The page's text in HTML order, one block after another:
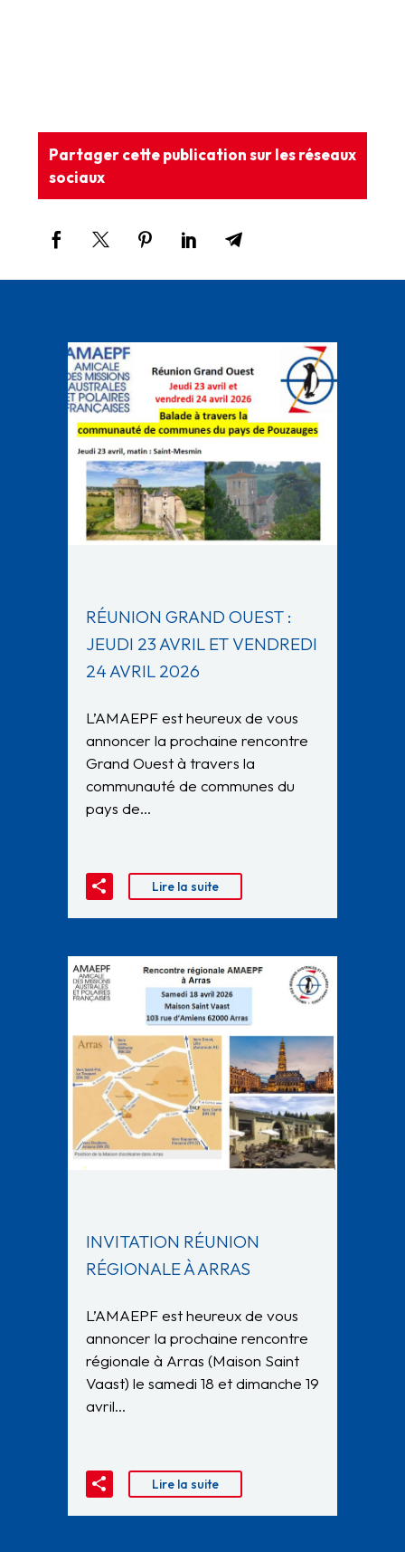
Partager cette publication sur les réseaux
sociaux
RÉUNION GRAND OUEST :
JEUDI 23 AVRIL ET VENDREDI
24 AVRIL 2026
L’AMAEPF est heureux de vous
annoncer la prochaine rencontre
Grand Ouest à travers la
communauté de communes du
pays de…
Lire la suite
INVITATION RÉUNION
RÉGIONALE À ARRAS
L’AMAEPF est heureux de vous
annoncer la prochaine rencontre
régionale à Arras (Maison Saint
Vaast) le samedi 18 et dimanche 19
avril…
Lire la suite